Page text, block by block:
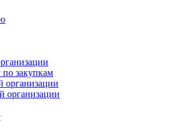
закупкам
организации
организации